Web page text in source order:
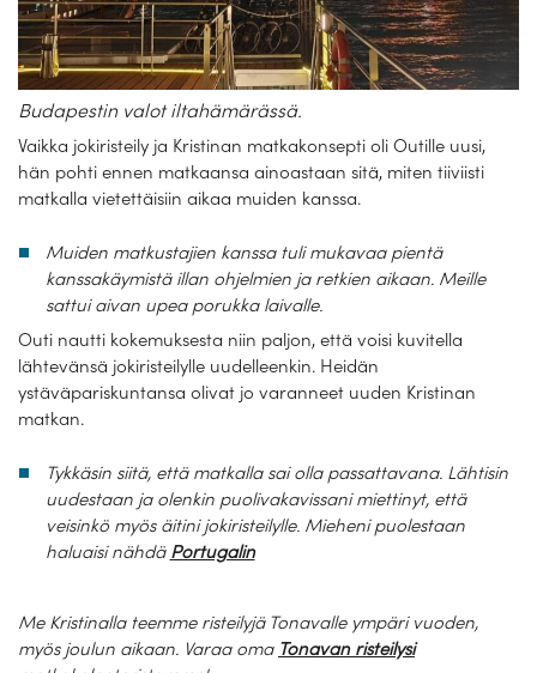
Budapestin valot iltahämärässä.
Vaikka jokiristeily ja Kristinan matkakonsepti oli Outille uusi,
hän pohti ennen matkaansa ainoastaan sitä, miten tiiviisti
matkalla vietettäisiin aikaa muiden kanssa.
Muiden matkustajien kanssa tuli mukavaa pientä
kanssakäymistä illan ohjelmien ja retkien aikaan. Meille
sattui aivan upea porukka laivalle.
Outi nautti kokemuksesta niin paljon, että voisi kuvitella
lähtevänsä jokiristeilylle uudelleenkin. Heidän
ystäväpariskuntansa olivat jo varanneet uuden Kristinan
matkan.
Tykkäsin siitä, että matkalla sai olla passattavana. Lähtisin
uudestaan ja olenkin puolivakavissani miettinyt, että
veisinkö myös äitini jokiristeilylle. Mieheni puolestaan
haluaisi nähdä Portugalin
Me Kristinalla teemme risteilyjä Tonavalle ympäri vuoden,
myös joulun aikaan. Varaa oma Tonavan risteilysi